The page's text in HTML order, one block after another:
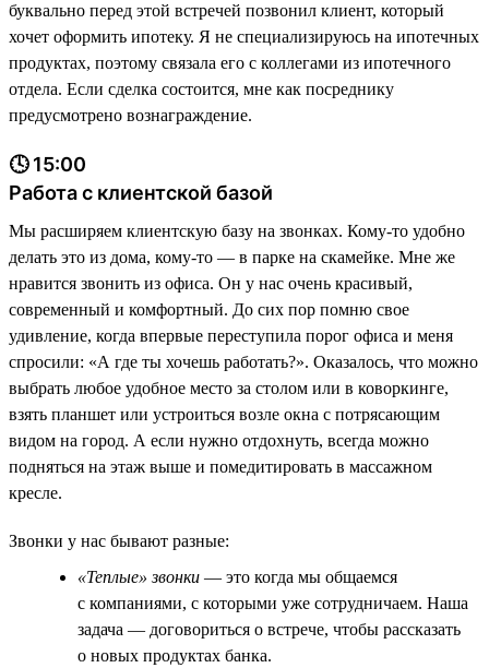
буквально перед этой встречей позвонил клиент, который
хочет оформить ипотеку. Я не специализируюсь на ипотечных
продуктах, поэтому связала его с коллегами из ипотечного
отдела. Если сделка состоится, мне как посреднику
предусмотрено вознаграждение.
🕓 15:00
Работа с клиентской базой
Мы расширяем клиентскую базу на звонках. Кому-то удобно
делать это из дома, кому-то — в парке на скамейке. Мне же
нравится звонить из офиса. Он у нас очень красивый,
современный и комфортный. До сих пор помню свое
удивление, когда впервые переступила порог офиса и меня
спросили: «А где ты хочешь работать?». Оказалось, что можно
выбрать любое удобное место за столом или в коворкинге,
взять планшет или устроиться возле окна с потрясающим
видом на город. А если нужно отдохнуть, всегда можно
подняться на этаж выше и помедитировать в массажном
кресле.
Звонки у нас бывают разные:
«Теплые» звонки — это когда мы общаемся
с компаниями, с которыми уже сотрудничаем. Наша
задача — договориться о встрече, чтобы рассказать
о новых продуктах банка.